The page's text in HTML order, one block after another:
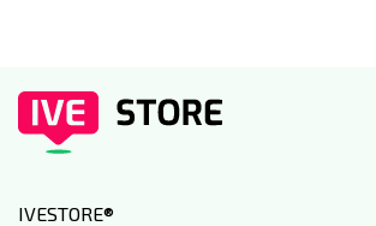
IVESTORE®